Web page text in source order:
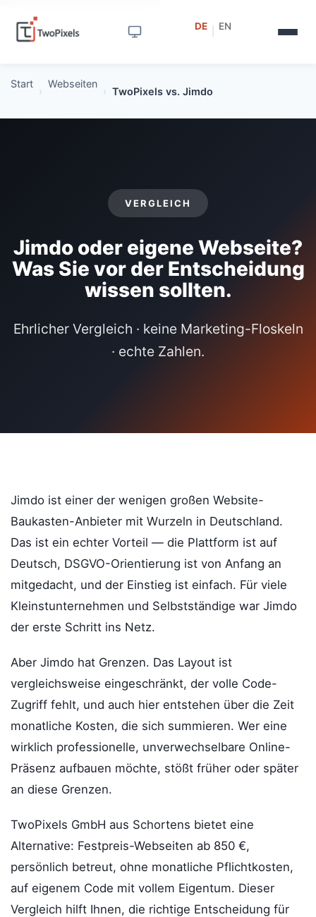
DE EN
Start
›
Webseiten
› TwoPixels vs. Jimdo
VERGLEICH
Jimdo oder eigene Webseite?
Was Sie vor der Entscheidung
wissen sollten.
Ehrlicher Vergleich · keine Marketing-Floskeln
· echte Zahlen.
Jimdo ist einer der wenigen großen Website-
Baukasten-Anbieter mit Wurzeln in Deutschland.
Das ist ein echter Vorteil — die Plattform ist auf
Deutsch, DSGVO-Orientierung ist von Anfang an
mitgedacht, und der Einstieg ist einfach. Für viele
Kleinstunternehmen und Selbstständige war Jimdo
der erste Schritt ins Netz.
Aber Jimdo hat Grenzen. Das Layout ist
vergleichsweise eingeschränkt, der volle Code-
Zugriff fehlt, und auch hier entstehen über die Zeit
monatliche Kosten, die sich summieren. Wer eine
wirklich professionelle, unverwechselbare Online-
Präsenz aufbauen möchte, stößt früher oder später
an diese Grenzen.
TwoPixels GmbH aus Schortens bietet eine
Alternative: Festpreis-Webseiten ab 850 €,
persönlich betreut, ohne monatliche Pflichtkosten,
auf eigenem Code mit vollem Eigentum. Dieser
Vergleich hilft Ihnen, die richtige Entscheidung für